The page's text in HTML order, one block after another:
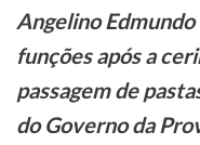
Angelino
funções após a
passagem de
do Governo da